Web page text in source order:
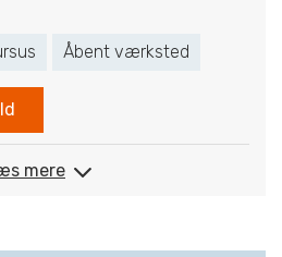
Åbent værksted
mere